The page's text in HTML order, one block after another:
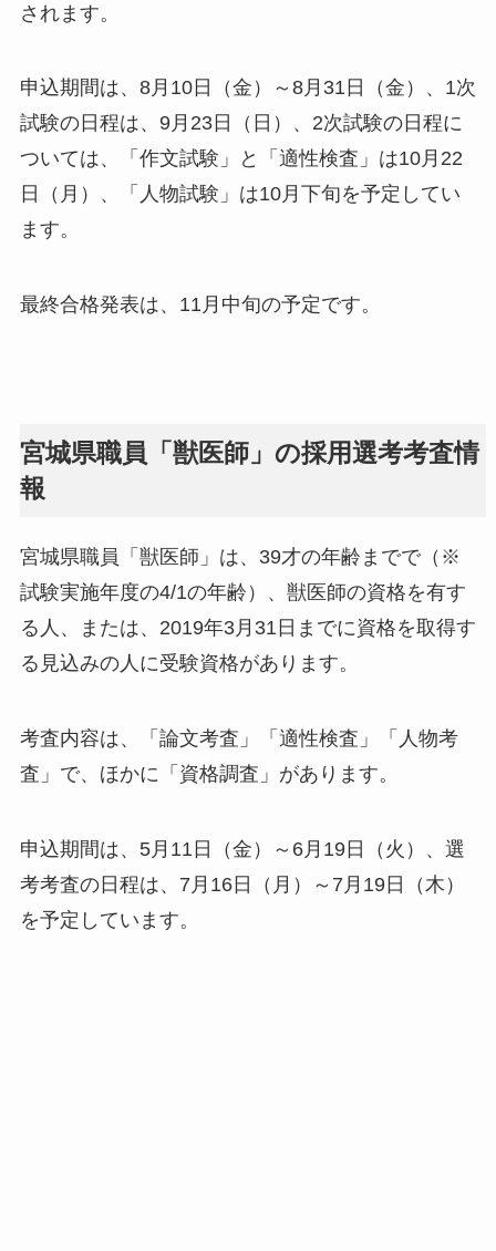
されます。
申込期間は、8月10日（金）～8月31日（金）、1次
試験の日程は、9月23日（日）、2次試験の日程に
ついては、「作文試験」と「適性検査」は10月22
日（月）、「人物試験」は10月下旬を予定してい
ます。
最終合格発表は、11月中旬の予定です。
宮城県職員「獣医師」の採用選考考査情
報
宮城県職員「獣医師」は、39才の年齢までで（※
試験実施年度の4/1の年齢）、獣医師の資格を有す
る人、または、2019年3月31日までに資格を取得す
る見込みの人に受験資格があります。
考査内容は、「論文考査」「適性検査」「人物考
査」で、ほかに「資格調査」があります。
申込期間は、5月11日（金）～6月19日（火）、選
考考査の日程は、7月16日（月）～7月19日（木）
を予定しています。